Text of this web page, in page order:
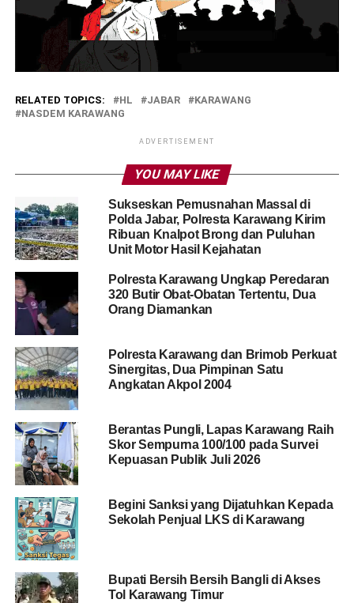
RELATED TOPICS: HL JABAR
KARAWANG
NASDEM KARAWANG
ADVERTISEMENT
YOU MAY LIKE
Sukseskan Pemusnahan Massal di
Polda Jabar, Polresta Karawang Kirim
Ribuan Knalpot Brong dan Puluhan
Unit Motor Hasil Kejahatan
Polresta Karawang Ungkap Peredaran
320 Butir Obat-Obatan Tertentu, Dua
Orang Diamankan
Polresta Karawang dan Brimob Perkuat
Sinergitas, Dua Pimpinan Satu
Angkatan Akpol 2004
Berantas Pungli, Lapas Karawang Raih
Skor Sempurna 100/100 pada Survei
Kepuasan Publik Juli 2026
Begini Sanksi yang Dijatuhkan Kepada
Sekolah Penjual LKS di Karawang
Bupati Bersih Bersih Bangli di Akses
Tol Karawang Timur